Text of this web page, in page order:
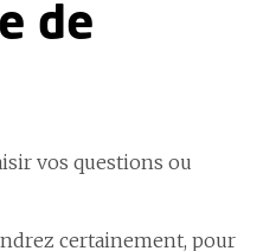
de
vos questions ou
certainement, pour